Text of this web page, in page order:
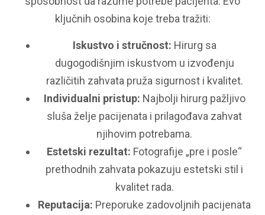
ključnih osobina koje treba tražiti:
Iskustvo i stručnost: Hirurg sa
dugogodišnjim iskustvom u izvođenju
različitih zahvata pruža sigurnost i kvalitet.
Individualni pristup: Najbolji hirurg pažljivo
sluša želje pacijenata i prilagođava zahvat
njihovim potrebama.
Estetski rezultat: Fotografije „pre i posle“
prethodnih zahvata pokazuju estetski stil i
kvalitet rada.
Reputacija: Preporuke zadovoljnih pacijenata